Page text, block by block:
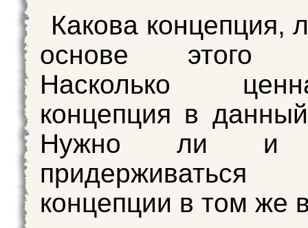
Какова концепция,
основе этого
Насколько
концепция в
Нужно ли и
концепции в том же